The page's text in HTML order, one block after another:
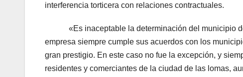
interferencia torticera con relaciones contractuales.
«Es inaceptable la determinación del municipio de
empresa siempre cumple sus acuerdos con los
gran prestigio. En este caso no fue la excepción, y
residentes y comerciantes de la ciudad de las lomas,